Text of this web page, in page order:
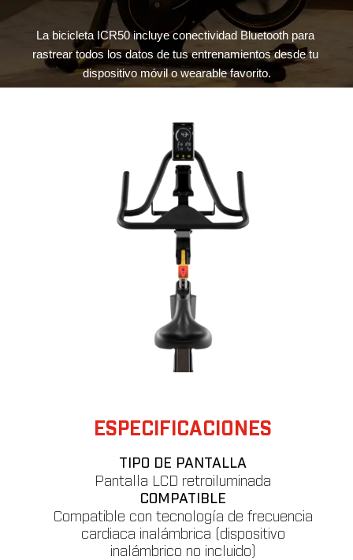
La bicicleta ICR50 incluye conectividad Bluetooth para
rastrear todos los datos de tus entrenamientos desde tu
dispositivo móvil o wearable favorito.
ESPECIFICACIONES
TIPO DE PANTALLA
Pantalla LCD retroiluminada
COMPATIBLE
Compatible con tecnología de frecuencia
cardiaca inalámbrica (dispositivo
inalámbrico no incluido)